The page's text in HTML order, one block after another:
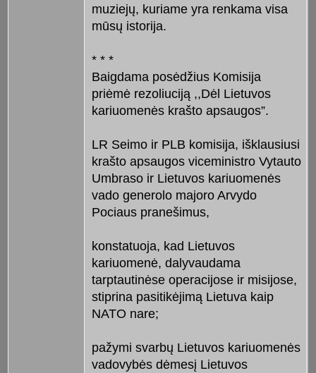
muziejų, kuriame yra renkama visa
mūsų istorija.
* * *
Baigdama posėdžius Komisija
priėmė rezoliuciją ,,Dėl Lietuvos
kariuomenės krašto apsaugos”.
LR Seimo ir PLB komisija, išklausiusi
krašto apsaugos viceministro Vytauto
Umbraso ir Lietuvos kariuomenės
vado generolo majoro Arvydo
Pociaus pranešimus,
konstatuoja, kad Lietuvos
kariuomenė, dalyvaudama
tarptautinėse operacijose ir misijose,
stiprina pasitikėjimą Lietuva kaip
NATO nare;
pažymi svarbų Lietuvos kariuomenės
vadovybės dėmesį Lietuvos